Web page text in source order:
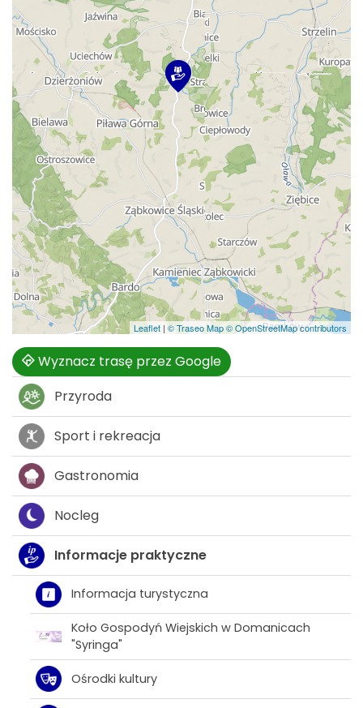
Leaflet | © Traseo Map© OpenStreetMap contributors
Wyznacz trasę przez Google
Przyroda
Sport i rekreacja
Gastronomia
Nocleg
Informacje praktyczne
Informacja turystyczna
Koło Gospodyń Wiejskich w Domanicach
"Syringa"
Ośrodki kultury